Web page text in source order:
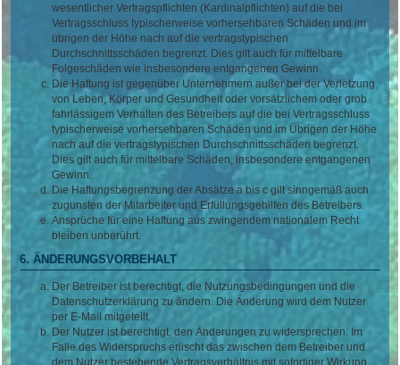
wesentlicher Vertragspflichten (Kardinalpflichten) auf die bei
Vertragsschluss typischerweise vorhersehbaren Schäden und im
übrigen der Höhe nach auf die vertragstypischen
Durchschnittsschäden begrenzt. Dies gilt auch für mittelbare
Folgeschäden wie insbesondere entgangenen Gewinn.
Die Haftung ist gegenüber Unternehmern außer bei der Verletzung
von Leben, Körper und Gesundheit oder vorsätzlichem oder grob
fahrlässigem Verhalten des Betreibers auf die bei Vertragsschluss
typischerweise vorhersehbaren Schäden und im Übrigen der Höhe
nach auf die vertragstypischen Durchschnittsschäden begrenzt.
Dies gilt auch für mittelbare Schäden, insbesondere entgangenen
Gewinn.
Die Haftungsbegrenzung der Absätze a bis c gilt sinngemäß auch
zugunsten der Mitarbeiter und Erfüllungsgehilfen des Betreibers.
Ansprüche für eine Haftung aus zwingendem nationalem Recht
bleiben unberührt.
6. ÄNDERUNGSVORBEHALT
Der Betreiber ist berechtigt, die Nutzungsbedingungen und die
Datenschutzerklärung zu ändern. Die Änderung wird dem Nutzer
per E-Mail mitgeteilt.
Der Nutzer ist berechtigt, den Änderungen zu widersprechen. Im
Falle des Widerspruchs erlischt das zwischen dem Betreiber und
dem Nutzer bestehende Vertragsverhältnis mit sofortiger Wirkung.